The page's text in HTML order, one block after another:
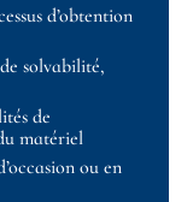
d’obtention
solvabilité,
de
matériel
ou en